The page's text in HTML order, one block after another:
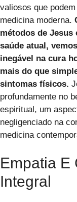
valiosos que
medicina moderna.
métodos de Jesus
saúde atual,
inegável na cura
mais do que
sintomas físicos.
profundamente no
espiritual, um
negligenciado na
medicina
Empatia E
Integral